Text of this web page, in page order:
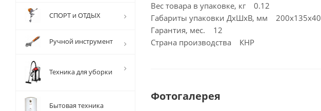
Вес товара в упаковке, кг 0.12
Габариты упаковки ДхШхВ, мм 200x135x40
Гарантия, мес. 12
Страна производства КНР
Фотогалерея
СПОРТ и ОТДЫХ
Ручной инструмент
Техника для уборки
Бытовая техника